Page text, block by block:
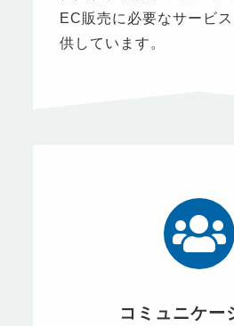
EC販売に必要なサービ
供しています。
コミュニケー